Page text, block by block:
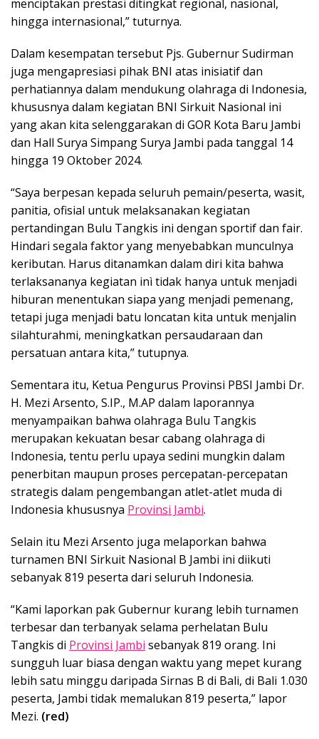
menciptakan prestasi ditingkat regional, nasional,
hingga internasional,” tuturnya.
Dalam kesempatan tersebut Pjs. Gubernur Sudirman
juga mengapresiasi pihak BNI atas inisiatif dan
perhatiannya dalam mendukung olahraga di Indonesia,
khususnya dalam kegiatan BNI Sirkuit Nasional ini
yang akan kita selenggarakan di GOR Kota Baru Jambi
dan Hall Surya Simpang Surya Jambi pada tanggal 14
hingga 19 Oktober 2024.
“Saya berpesan kepada seluruh pemain/peserta, wasit,
panitia, ofisial untuk melaksanakan kegiatan
pertandingan Bulu Tangkis ini dengan sportif dan fair.
Hindari segala faktor yang menyebabkan munculnya
keributan. Harus ditanamkan dalam diri kita bahwa
terlaksananya kegiatan inì tidak hanya untuk menjadi
hiburan menentukan siapa yang menjadi pemenang,
tetapi juga menjadi batu loncatan kita untuk menjalin
silahturahmi, meningkatkan persaudaraan dan
persatuan antara kita,” tutupnya.
Sementara itu, Ketua Pengurus Provinsi PBSI Jambi Dr.
H. Mezi Arsento, S.IP., M.AP dalam laporannya
menyampaikan bahwa olahraga Bulu Tangkis
merupakan kekuatan besar cabang olahraga di
Indonesia, tentu perlu upaya sedini mungkin dalam
penerbitan maupun proses percepatan-percepatan
strategis dalam pengembangan atlet-atlet muda di
Indonesia khususnya Provinsi Jambi.
Selain itu Mezi Arsento juga melaporkan bahwa
turnamen BNI Sirkuit Nasional B Jambi ini diikuti
sebanyak 819 peserta dari seluruh Indonesia.
“Kami laporkan pak Gubernur kurang lebih turnamen
terbesar dan terbanyak selama perhelatan Bulu
Tangkis di Provinsi Jambi sebanyak 819 orang. Ini
sungguh luar biasa dengan waktu yang mepet kurang
lebih satu minggu daripada Sirnas B di Bali, di Bali 1.030
peserta, Jambi tidak memalukan 819 peserta,” lapor
Mezi. (red)